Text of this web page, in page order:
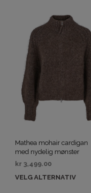
Mathea mohair cardigan
med nydelig mønster
kr 3,499.00
VELG ALTERNATIV